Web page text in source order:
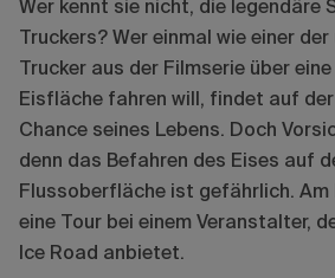
Wer kennt sie nicht, die legendäre
Truckers? Wer einmal wie einer
Trucker aus der Filmserie über
Eisfläche fahren will, findet auf
Chance seines Lebens. Doch
denn das Befahren des Eises auf
Flussoberfläche ist gefährlich.
eine Tour bei einem Veranstalter,
Ice Road anbietet.